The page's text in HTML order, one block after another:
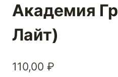
Академия
Лайт)
110,00 ₽